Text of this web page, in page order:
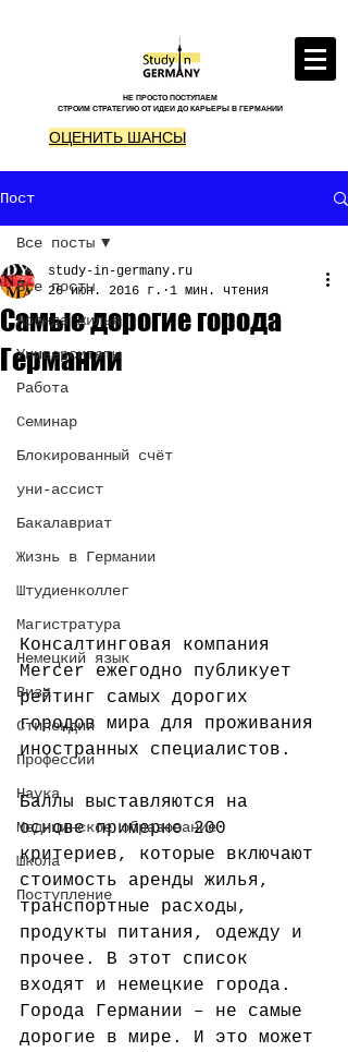
НЕ ПРОСТО ПОСТУПАЕМ
СТРОИМ СТРАТЕГИЮ ОТ ИДЕИ ДО КАРЬЕРЫ В ГЕРМАНИИ
ОЦЕНИТЬ ШАНСЫ
Пост
Все посты
Аренда жилья
Университеты
Работа
Семинар
Блокированный счёт
уни-ассист
Бакалавриат
Жизнь в Германии
Штудиенколлег
Магистратура
Немецкий язык
Виза
Стипендии
Профессии
Наука
Медицинское образование
Школа
Поступление
Все посты
Самые дорогие города
Германии
study-in-germany.ru
26 июн. 2016 г.
1 мин. чтения
Консалтинговая компания
Mercer ежегодно публикует
рейтинг самых дорогих
городов мира для проживания
иностранных специалистов.
Баллы выставляются на
основе примерно 200
критериев, которые включают
стоимость аренды жилья,
транспортные расходы,
продукты питания, одежду и
прочее. В этот список
входят и немецкие города.
Города Германии – не самые
дорогие в мире. И это может